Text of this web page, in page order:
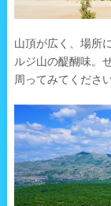
山頂が広く、場所
ルジ山の醍醐味。
周ってみてください